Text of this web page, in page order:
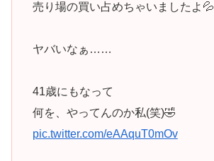
売り場の買い占めちゃいましたよ💦
ヤバいなぁ……
41歳にもなって
何を、やってんのか私(笑)🤣
pic.twitter.com/eAAquT0mOv